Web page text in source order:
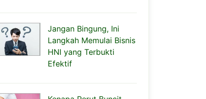
Jangan Bingung, Ini
Langkah Memulai Bisnis
HNI yang Terbukti
Efektif